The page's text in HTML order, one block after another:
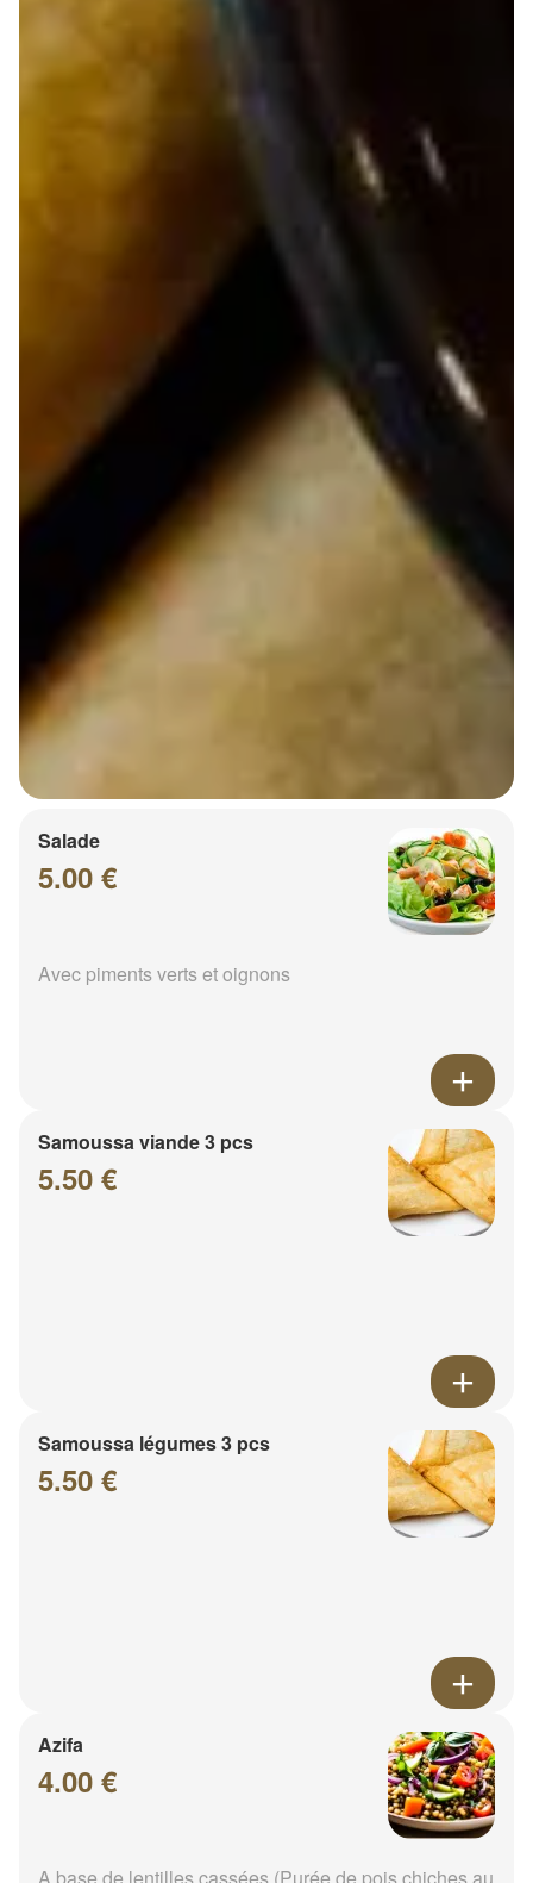
Salade
5.00 €
Avec piments verts et oignons
Samoussa viande 3 pcs
5.50 €
Samoussa légumes 3 pcs
5.50 €
Azifa
4.00 €